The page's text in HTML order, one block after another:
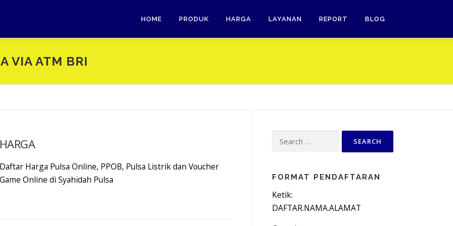
HOME PRODUK HARGA LAYANAN REPORT BLOG
VIA ATM BRI
HARGA
Daftar Harga Pulsa Online, PPOB, Pulsa Listrik dan Voucher
Game Online di Syahidah Pulsa
Search
FORMAT PENDAFTARAN
Ketik:
DAFTAR.NAMA.ALAMAT